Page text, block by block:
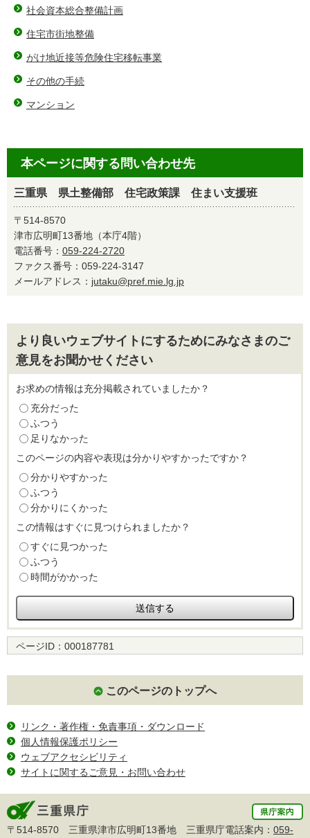
社会資本総合整備計画
住宅市街地整備
がけ地近接等危険住宅移転事業
その他の手続
マンション
本ページに関する問い合わせ先
三重県 県土整備部 住宅政策課 住まい支援班
〒514-8570
津市広明町13番地（本庁4階）
電話番号： 059-224-2720
ファクス番号：059-224-3147
メールアドレス： jutaku@pref.mie.lg.jp
より良いウェブサイトにするためにみなさまのご
意見をお聞かせください
お求めの情報は充分掲載されていましたか？
充分だった
ふつう
足りなかった
このページの内容や表現は分かりやすかったですか？
分かりやすかった
ふつう
分かりにくかった
この情報はすぐに見つけられましたか？
すぐに見つかった
ふつう
時間がかかった
ページID： 000187781
このページのトップへ
リンク・著作権・免責事項・ダウンロード
個人情報保護ポリシー
ウェブアクセシビリティ
サイトに関するご意見・お問い合わせ
〒514-8570 三重県津市広明町13番地 三重県庁電話案内： 059-